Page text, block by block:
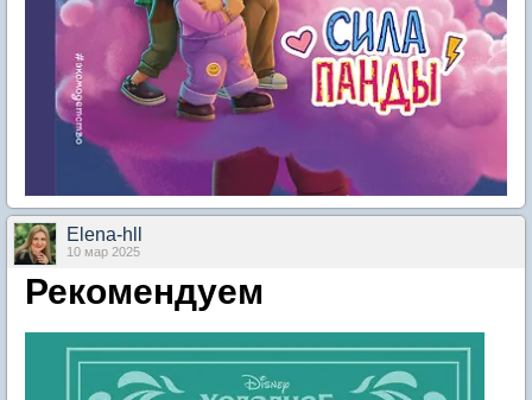
Elena-hll
10 мар 2025
Рекомендуем